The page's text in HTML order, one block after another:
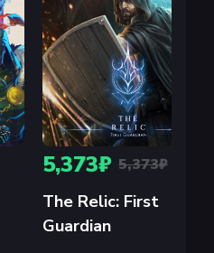
5,373₽ 5,373₽
The Relic: First
Guardian